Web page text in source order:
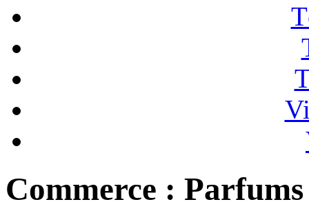
Commerce : Parfums